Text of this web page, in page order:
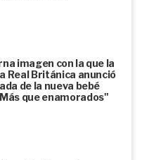
imagen con la que la
Real Británica anunció
de la nueva bebé
que enamorados"